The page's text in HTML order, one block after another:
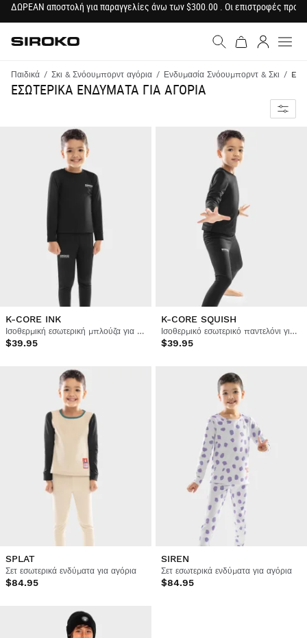
ΔΩΡΕΑΝ αποστολή για παραγγελίες άνω των $300.00 . Οι επιστροφές
Μετάβαση στην αρχική
Siroko.com
Παιδικά Σκι & Σνόουμπορντ αγόρια Ενδυμασία Σνόουμπορντ & Σκι
ΕΣΩΤΕΡΙΚΑ ΕΝΔΥΜΑΤΑ ΓΙΑ ΑΓΟΡΙΑ
K-CORE INK
Ισοθερμική εσωτερική μπλούζα για αγόρια
$39.95
K-CORE SQUISH
Ισοθερμικό εσωτερικό παντελόνι για αγόρια
$39.95
SPLAT
Σετ εσωτερικά ενδύματα για αγόρια
$84.95
SIREN
Σετ εσωτερικά ενδύματα για αγόρια
$84.95